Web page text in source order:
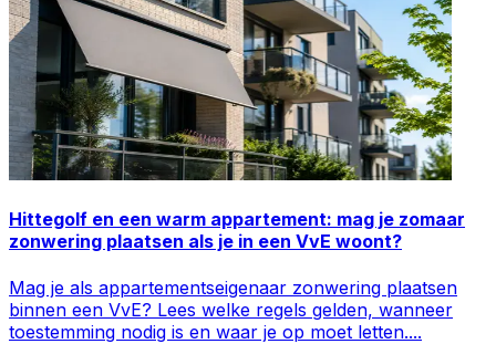
Hittegolf en een warm appartement: mag je zomaar
zonwering plaatsen als je in een VvE woont?
Mag je als appartementseigenaar zonwering plaatsen
binnen een VvE? Lees welke regels gelden, wanneer
toestemming nodig is en waar je op moet letten....